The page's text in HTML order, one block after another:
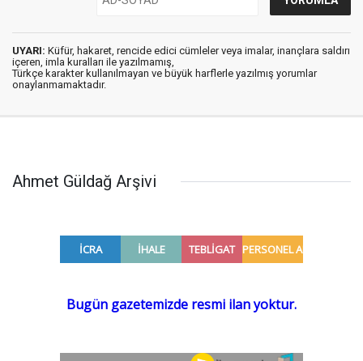
UYARI: Küfür, hakaret, rencide edici cümleler veya imalar, inançlara saldırı
içeren, imla kuralları ile yazılmamış,
Türkçe karakter kullanılmayan ve büyük harflerle yazılmış yorumlar
onaylanmamaktadır.
Ahmet Güldağ Arşivi